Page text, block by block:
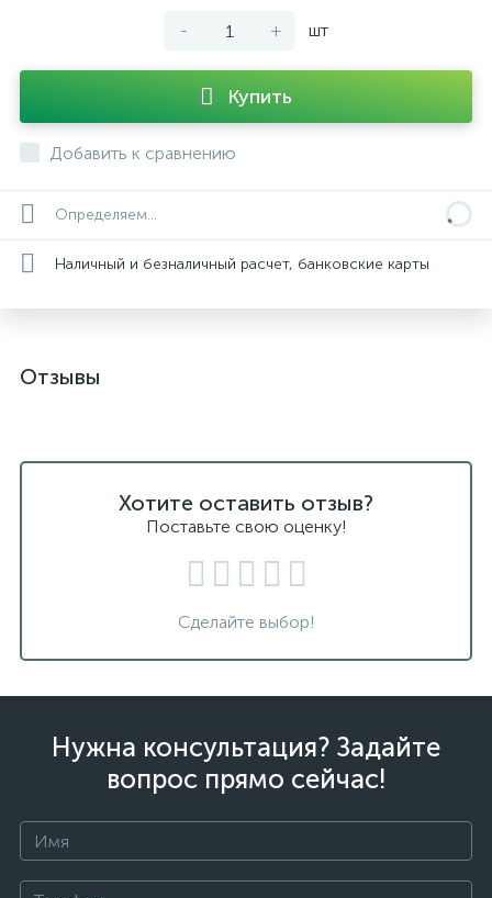
- + шт
Купить
Добавить к сравнению
Определяем...
Наличный и безналичный расчет, банковские карты
Отзывы
Хотите оставить отзыв?
Поставьте свою оценку!
Сделайте выбор!
Нужна консультация? Задайте
вопрос прямо сейчас!